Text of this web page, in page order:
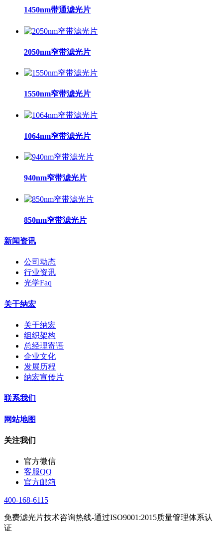
1450nm带通滤光片
2050nm窄带滤光片
1550nm窄带滤光片
1064nm窄带滤光片
940nm窄带滤光片
850nm窄带滤光片
新闻资讯
公司动态
行业资讯
光学Faq
关于纳宏
关于纳宏
组织架构
总经理寄语
企业文化
发展历程
纳宏宣传片
联系我们
网站地图
关注我们
官方微信
客服QQ
官方邮箱
400-168-6115
免费滤光片技术咨询热线-通过ISO9001:2015质量管理体系认
证